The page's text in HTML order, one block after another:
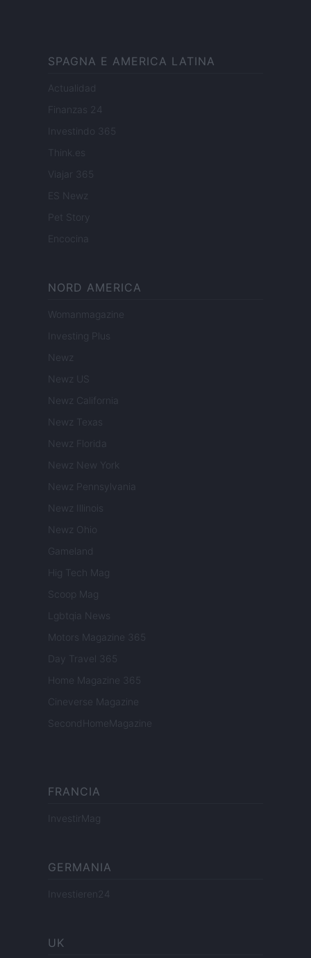
SPAGNA E AMERICA LATINA
Actualidad
Finanzas 24
Investindo 365
Think.es
Viajar 365
ES Newz
Pet Story
Encocina
NORD AMERICA
Womanmagazine
Investing Plus
Newz
Newz US
Newz California
Newz Texas
Newz Florida
Newz New York
Newz Pennsylvania
Newz Illinois
Newz Ohio
Gameland
Hig Tech Mag
Scoop Mag
Lgbtqia News
Motors Magazine 365
Day Travel 365
Home Magazine 365
Cineverse Magazine
SecondHomeMagazine
FRANCIA
InvestirMag
GERMANIA
Investieren24
UK